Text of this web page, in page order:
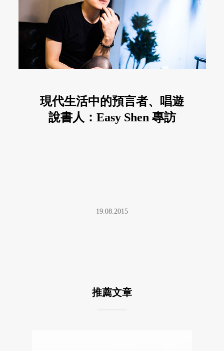
現代生活中的預言者、唱遊
說書人：Easy Shen 專訪
19.08.2015
推薦文章